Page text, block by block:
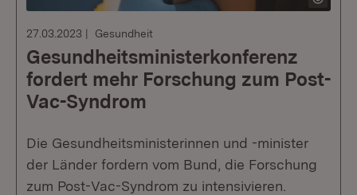
27.03.2023 Gesundheit
Gesundheits­minister­konferenz
fordert mehr Forschung zum Post-
Vac-Syndrom
Die Gesundheitsministerinnen und -minister
der Länder fordern vom Bund, die Forschung
zum Post-Vac-Syndrom zu intensivieren.